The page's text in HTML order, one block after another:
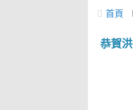
首頁
恭賀